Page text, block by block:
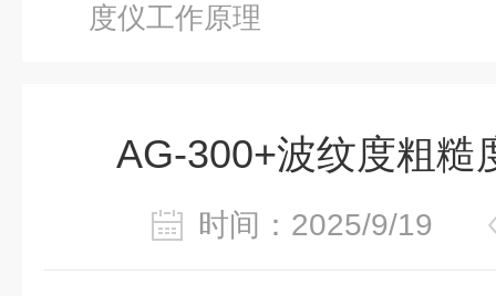
度仪工作原理
AG-300+波纹度粗糙
时间：2025/9/19